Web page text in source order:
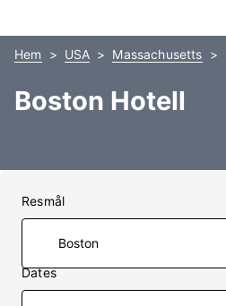
Hem USA Massachusetts
Boston Hotell
Resmål
Dates